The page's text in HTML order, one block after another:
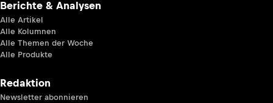
Berichte & Analysen
Alle Artikel
Alle Kolumnen
Alle Themen der Woche
Alle Produkte
Redaktion
Newsletter abonnieren